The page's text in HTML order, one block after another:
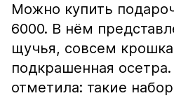
Можно купить
6000. В нём
щучья, совсем
подкрашенная
отметила: такие